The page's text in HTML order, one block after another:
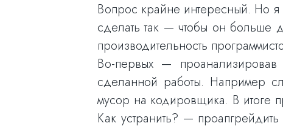
Вопрос крайне интересный. Но я
сделать так — чтобы он больше
производительность
Во-первых —
сделанной работы. Например
мусор на кодировщика. В итоге
Как устранить? —